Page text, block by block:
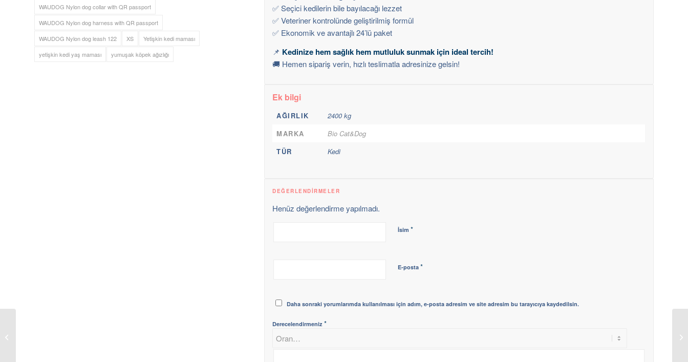
WAUDOG Nylon dog collar with QR passport
WAUDOG Nylon dog harness with QR passport
WAUDOG Nylon dog leash 122
XS
Yetişkin kedi maması
yetişkin kedi yaş maması
yumuşak köpek ağızlığı
✅ Seçici kedilerin bile bayılacağı lezzet
✅ Veteriner kontrolünde geliştirilmiş formül
✅ Ekonomik ve avantajlı 24’lü paket
📌 Kedinize hem sağlık hem mutluluk sunmak için ideal tercih!
🚚 Hemen sipariş verin, hızlı teslimatla adresinize gelsin!
Ek bilgi
AĞIRLIK
2400 kg
MARKA
Bio Cat&Dog
TÜR
Kedi
DEĞERLENDIRMELER
Henüz değerlendirme yapılmadı.
İsim*
E-posta*
Daha sonraki yorumlarımda kullanılması için adım, e-posta adresim ve site adresim bu tarayıcıya kaydedilsin.
Derecelendirmeniz*